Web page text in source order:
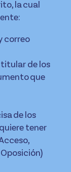
la cual
correo
de los
que
de los
tener